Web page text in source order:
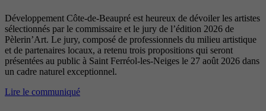
Développement Côte-de-Beaupré est heureux de dévoiler les artistes
sélectionnés par le commissaire et le jury de l’édition 2026 de
Pèlerin’Art. Le jury, composé de professionnels du milieu artistique
et de partenaires locaux, a retenu trois propositions qui seront
présentées au public à Saint Ferréol-les-Neiges le 27 août 2026 dans
un cadre naturel exceptionnel.
Lire le communiqué